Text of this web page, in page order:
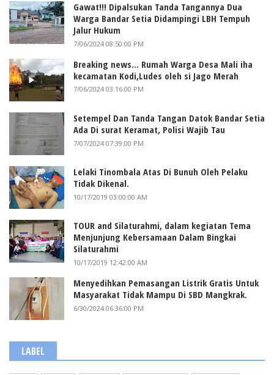
Gawat!!! Dipalsukan Tanda Tangannya Dua
Warga Bandar Setia Didampingi LBH Tempuh
Jalur Hukum
7/06/2024 08:50:00 PM
Breaking news... Rumah Warga Desa Mali iha
kecamatan Kodi,Ludes oleh si Jago Merah
7/06/2024 03:16:00 PM
Setempel Dan Tanda Tangan Datok Bandar Setia
Ada Di surat Keramat, Polisi Wajib Tau
7/07/2024 07:39:00 PM
Lelaki Tinombala Atas Di Bunuh Oleh Pelaku
Tidak Dikenal.
10/17/2019 03:00:00 AM
TOUR and Silaturahmi, dalam kegiatan Tema
Menjunjung Kebersamaan Dalam Bingkai
Silaturahmi
10/17/2019 12:42:00 AM
Menyedihkan Pemasangan Listrik Gratis Untuk
Masyarakat Tidak Mampu Di SBD Mangkrak.
6/30/2024 06:36:00 PM
LABEL